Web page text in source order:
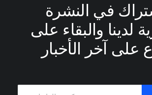
في النشرة
لدينا والبقاء على
على آخر الأخبار